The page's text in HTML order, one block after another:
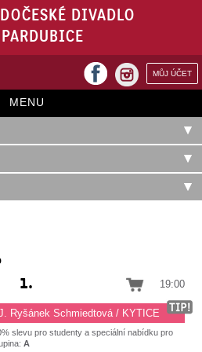
DIVADLO
PARDUBICE
MŮJ ÚČET
facebook
MENU
KONTAKTY
DIVADLE
1. 19:00
Ryšánek Schmiedtová / KYTICE
slevu pro studenty a speciální nabídku pro
A